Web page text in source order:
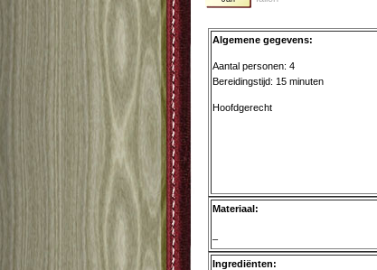
Algemene gegevens:
Aantal personen: 4
Bereidingstijd: 15 minuten
Hoofdgerecht
Materiaal:
–
Ingrediënten: